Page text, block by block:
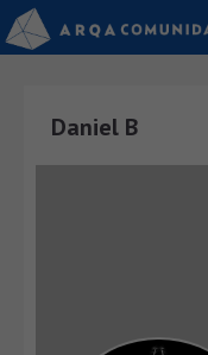
Daniel B